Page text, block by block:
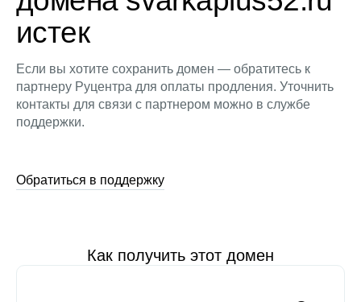
истек
Если вы хотите сохранить домен — обратитесь к
партнеру Руцентра для оплаты продления. Уточнить
контакты для связи с партнером можно в службе
поддержки.
Обратиться в поддержку
Как получить этот домен